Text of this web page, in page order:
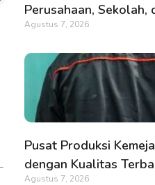
Perusahaan, Sekolah,
Agustus 7, 2026
Pusat Produksi
dengan Kualitas
Agustus 7, 2026